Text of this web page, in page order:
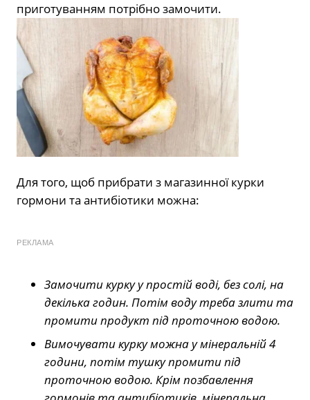
приготуванням потрібно замочити.
Для того, щоб прибрати з магазинної курки
гормони та антибіотики можна:
РЕКЛАМА
Замочити курку у простій воді, без солі, на
декілька годин. Потім воду треба злити та
промити продукт під проточною водою.
Вимочувати курку можна у мінеральній 4
години, потім тушку промити під
проточною водою. Крім позбавлення